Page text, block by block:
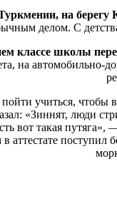
на берегу
делом. С
классе школы
на автомобильно-
учиться, чтобы
«Зиннят, люди
вот такая
аттестате поступил